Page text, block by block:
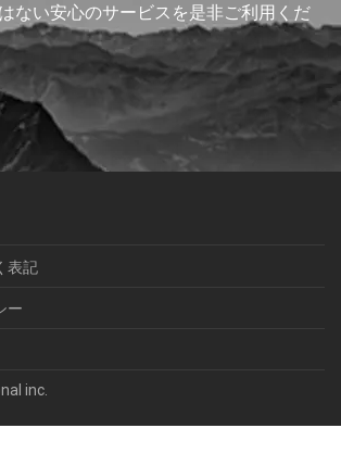
ない安心のサービスを是非ご利用くだ
表記
ー
inc.